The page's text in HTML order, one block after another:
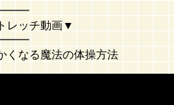
レッチ動画▼
くなる魔法の体操方法